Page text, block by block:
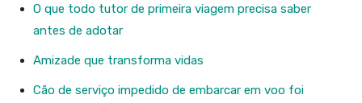
O que todo tutor de primeira viagem precisa saber
antes de adotar
Amizade que transforma vidas
Cão de serviço impedido de embarcar em voo foi